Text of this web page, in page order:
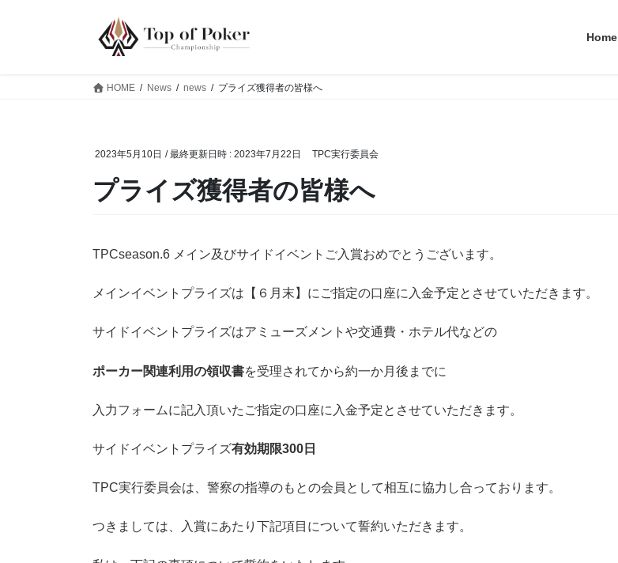
Home
HOME News news プライズ獲得者の皆様へ
2023年5月10日 / 最終更新日時 : 2023年7月22日 TPC実行委員会
プライズ獲得者の皆様へ
TPCseason.6 メイン及びサイドイベントご入賞おめでとうございます。
メインイベントプライズは【６月末】にご指定の口座に入金予定とさせていただきます。
サイドイベントプライズはアミューズメントや交通費・ホテル代などの
ポーカー関連利用の領収書を受理されてから約一か月後までに
入力フォームに記入頂いたご指定の口座に入金予定とさせていただきます。
サイドイベントプライズ有効期限300日
TPC実行委員会は、警察の指導のもとの会員として相互に協力し合っております。
つきましては、入賞にあたり下記項目について誓約いただきます。